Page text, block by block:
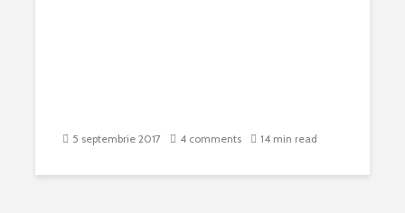
5 septembrie 2017 4 comments 14 min read